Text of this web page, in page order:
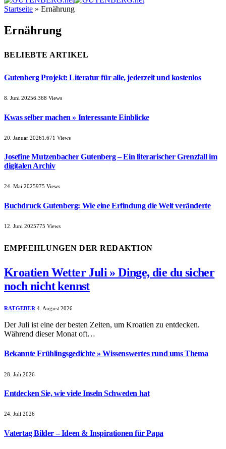
Startseite » Ernährung
Ernährung
BELIEBTE ARTIKEL
Gutenberg Projekt: Literatur für alle, jederzeit und kostenlos
8. Juni 20256.368 Views
Kwas selber machen » Interessante Einblicke
20. Januar 20261.671 Views
Josefine Mutzenbacher Gutenberg – Ein literarischer Grenzfall im
digitalen Archiv
24. Mai 2025975 Views
Buchdruck Gutenberg: Wie eine Erfindung die Welt veränderte
12. Juni 2025775 Views
EMPFEHLUNGEN DER REDAKTION
Kroatien Wetter Juli » Dinge, die du sicher
noch nicht kennst
RATGEBER 4. August 2026
Der Juli ist eine der besten Zeiten, um Kroatien zu entdecken.
Während dieser Monat oft…
Bekannte Frühlingsgedichte » Wissenswertes rund ums Thema
28. Juli 2026
Entdecken Sie, wie viele Inseln Schweden hat
24. Juli 2026
Vatertag Bilder – Ideen & Inspirationen für Papa